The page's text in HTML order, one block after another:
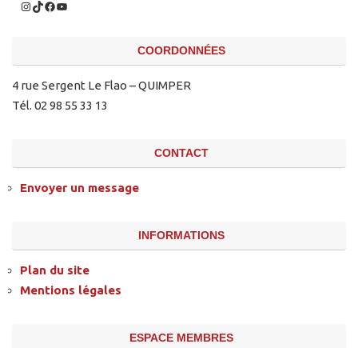
COORDONNÉES
4 rue Sergent Le Flao – QUIMPER
Tél. 02 98 55 33 13
CONTACT
Envoyer un message
INFORMATIONS
Plan du site
Mentions légales
ESPACE MEMBRES